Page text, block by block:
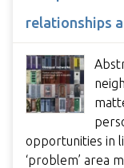
relationships
opportunities in
‘problem’ area